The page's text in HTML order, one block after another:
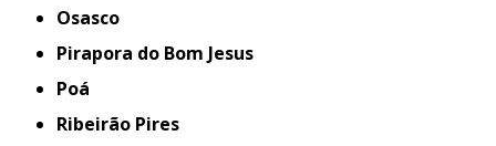
Osasco
Pirapora do Bom Jesus
Poá
Ribeirão Pires